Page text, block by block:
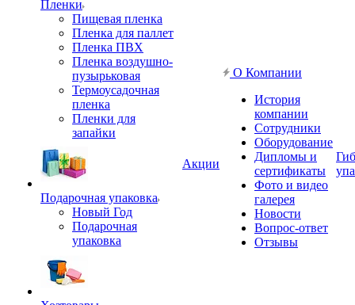
Пленки
Пищевая пленка
Пленка для паллет
Пленка ПВХ
Пленка воздушно-
пузырьковая
Термоусадочная
пленка
Пленки для
запайки
Подарочная упаковка
Новый Год
Подарочная
упаковка
Акции
О Компании
История
компании
Сотрудники
Оборудование
Дипломы и
сертификаты
Фото и видео
галерея
Новости
Вопрос-ответ
Отзывы